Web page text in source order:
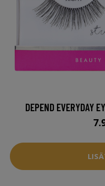
DEPEND EVERYDAY